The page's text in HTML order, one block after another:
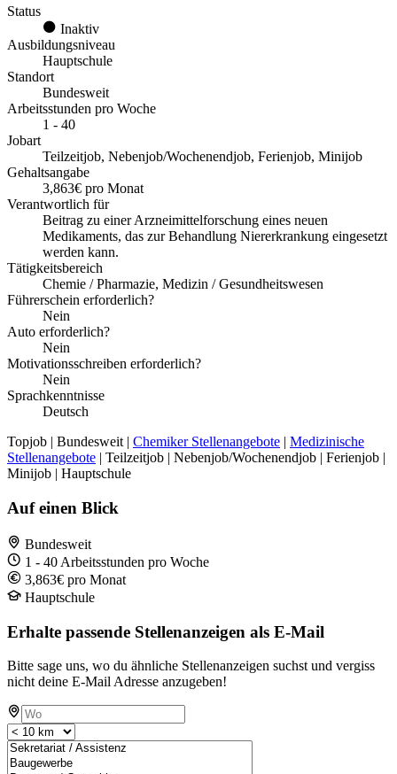
Status
Inaktiv
Ausbildungsniveau
Hauptschule
Standort
Bundesweit
Arbeitsstunden pro Woche
1 - 40
Jobart
Teilzeitjob, Nebenjob/Wochenendjob, Ferienjob, Minijob
Gehaltsangabe
3,863€ pro Monat
Verantwortlich für
Beitrag zu einer Arzneimittelforschung eines neuen
Medikaments, das zur Behandlung Niererkrankung eingesetzt
werden kann.
Tätigkeitsbereich
Chemie / Pharmazie, Medizin / Gesundheitswesen
Führerschein erforderlich?
Nein
Auto erforderlich?
Nein
Motivationsschreiben erforderlich?
Nein
Sprachkenntnisse
Deutsch
Topjob | Bundesweit | Chemiker Stellenangebote | Medizinische
Stellenangebote | Teilzeitjob | Nebenjob/Wochenendjob | Ferienjob |
Minijob | Hauptschule
Auf einen Blick
Bundesweit
1 - 40 Arbeitsstunden pro Woche
3,863€ pro Monat
Hauptschule
Erhalte passende Stellenanzeigen als E-Mail
Bitte sage uns, wo du ähnliche Stellenanzeigen suchst und vergiss
nicht deine E-Mail Adresse anzugeben!